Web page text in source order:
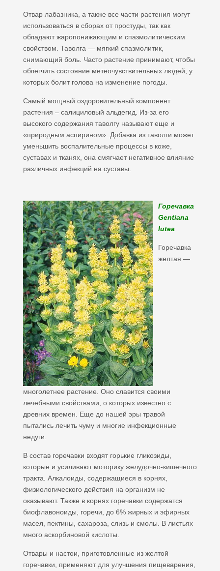
Отвар лабазника, а также все части растения могут
использоваться в сборах от простуды, так как
обладают жаропонижающим и спазмолитическим
свойством. Таволга — мягкий спазмолитик,
снимающий боль. Часто растение принимают, чтобы
облегчить состояние метеочувствительных людей, у
которых болит голова на изменение погоды.
Самый мощный оздоровительный компонент
растения – салициловый альдегид. Из-за его
высокого содержания таволгу называют еще и
«природным аспирином». Добавка из таволги может
уменьшить воспалительные процессы в коже,
суставах и тканях, она смягчает негативное влияние
различных инфекций на суставы.
Горечавка
Gentiana
lutea
Горечавка
желтая —
многолетнее растение. Оно славится своими
лечебными свойствами, о которых известно с
древних времен. Еще до нашей эры травой
пытались лечить чуму и многие инфекционные
недуги.
В состав горечавки входят горькие гликозиды,
которые и усиливают моторику желудочно-кишечного
тракта. Алкалоиды, содержащиеся в корнях,
физиологического действия на организм не
оказывают. Также в корнях горечавки содержатся
биофлавоноиды, горечи, до 6% жирных и эфирных
масел, пектины, сахароза, слизь и смолы. В листьях
много аскорбиновой кислоты.
Отвары и настои, приготовленные из желтой
горечавки, применяют для улучшения пищеварения,